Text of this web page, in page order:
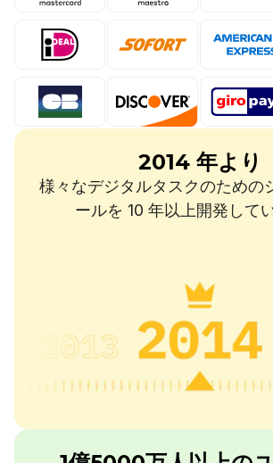
2014 年より
様々なデジタルタスクのための
ールを 10 年以上開発して